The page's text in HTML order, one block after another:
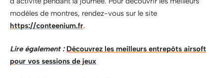
modèles de montres, rendez-vous sur le site
https://conteenium.fr.
Lire également : Découvrez les meilleurs entrepôts airsoft
pour vos sessions de jeux